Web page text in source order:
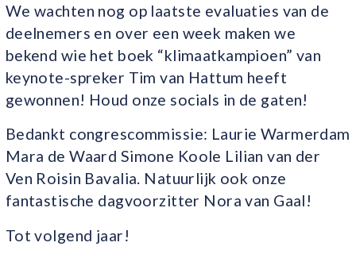
We wachten nog op laatste evaluaties van de
deelnemers en over een week maken we
bekend wie het boek “klimaatkampioen” van
keynote-spreker Tim van Hattum heeft
gewonnen! Houd onze socials in de gaten!
Bedankt congrescommissie: Laurie Warmerdam
Mara de Waard Simone Koole Lilian van der
Ven Roisin Bavalia. Natuurlijk ook onze
fantastische dagvoorzitter Nora van Gaal!
Tot volgend jaar!